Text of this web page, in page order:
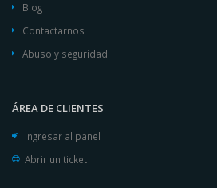
Blog
Contactarnos
Abuso y seguridad
ÁREA DE CLIENTES
Ingresar al panel
Abrir un ticket